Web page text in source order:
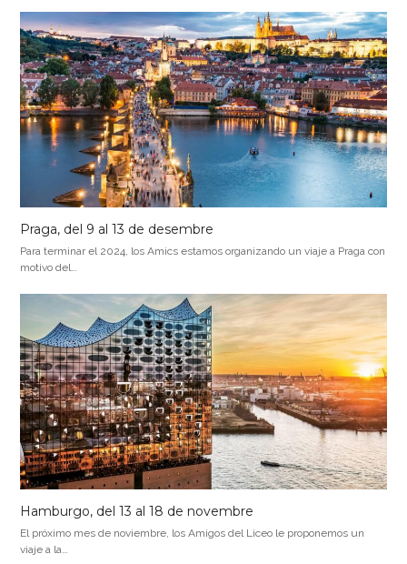
Praga, del 9 al 13 de desembre
Para terminar el 2024, los Amics estamos organizando un viaje a Praga con
motivo del…
Hamburgo, del 13 al 18 de novembre
El próximo mes de noviembre, los Amigos del Liceo le proponemos un
viaje a la…